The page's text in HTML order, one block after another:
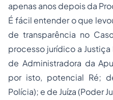
apenas anos depois da
É fácil entender o que
de transparência no
processo jurídico a
de Administradora da
por isto, potencial Ré;
Polícia); e de Juíza (Poder